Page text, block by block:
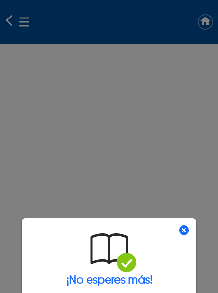
¡No esperes más!